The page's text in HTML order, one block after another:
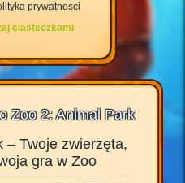
prywatności
ciasteczkami
Zoo 2: Animal Park
– Twoje zwierzęta,
gra w Zoo
Zoo